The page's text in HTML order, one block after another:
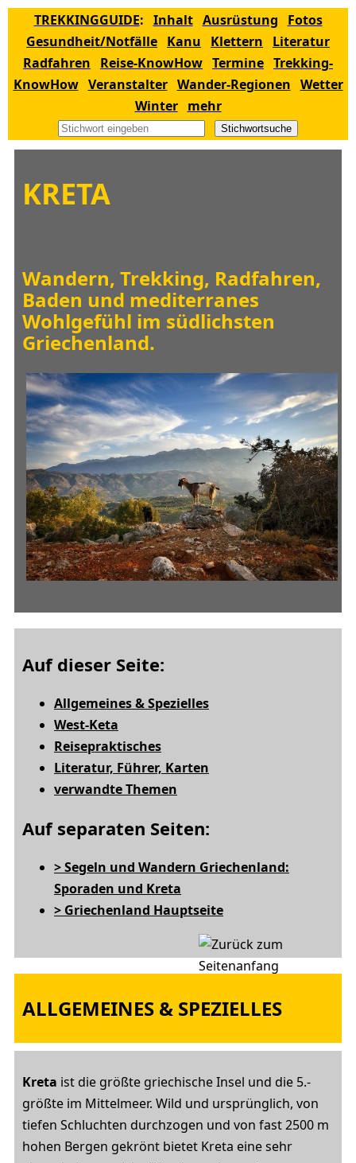
TREKKINGGUIDE: Inhalt Ausrüstung
Fotos
Gesundheit/Notfälle Kanu Klettern
Literatur
Radfahren
Reise-KnowHow Termine Trekking-
KnowHow Veranstalter Wander-Regionen Wetter
Winter
mehr
Stichwortsuche
KRETA
Wandern, Trekking, Radfahren,
Baden und mediterranes
Wohlgefühl im südlichsten
Griechenland.
Auf dieser Seite:
Allgemeines & Spezielles
West-Keta
Reisepraktisches
Literatur, Führer, Karten
verwandte Themen
Auf separaten Seiten:
> Segeln und Wandern Griechenland:
Sporaden und Kreta
> Griechenland Hauptseite
ALLGEMEINES & SPEZIELLES
Kreta ist die größte griechische Insel und die 5.-
größte im Mittelmeer. Wild und ursprünglich, von
tiefen Schluchten durchzogen und von fast 2500 m
hohen Bergen gekrönt bietet Kreta eine sehr